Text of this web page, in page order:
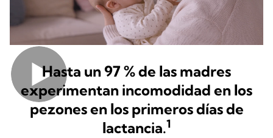
Hasta un 97 % de las madres
experimentan incomodidad en los
pezones en los primeros días de
lactancia.1